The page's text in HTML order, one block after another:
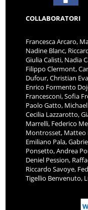
COLLABORATORI
Francesca Arcaro,
Nadine Blanc,
Giulia Calisti, Nadia
Filippo Clermont,
Dufour, Christian
Enrico Formento
Francesconi, Sofia
Paolo Gatto,
Cecilia Lazzarotto,
Marrelli, Federico
Montrosset, Matteo
Emiliano Pala,
Ponsetto, Andrea
Deniel Pession,
Riccardo Savoye,
Tigellio Benvenuto,